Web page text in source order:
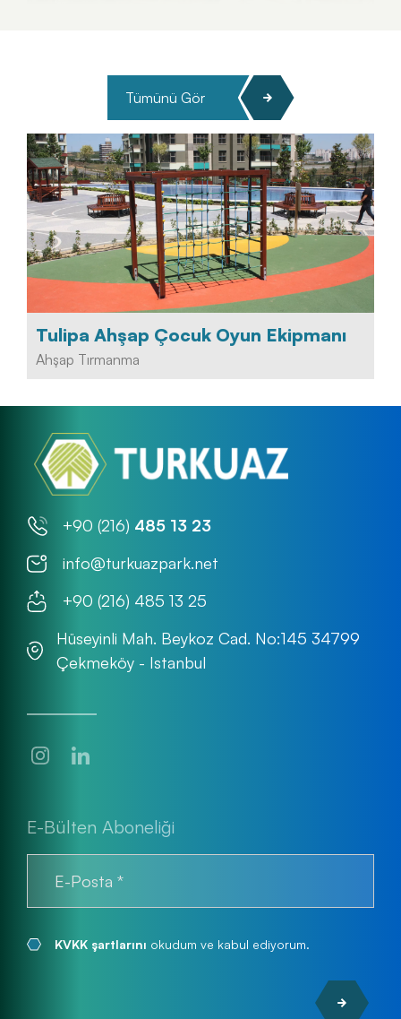
Tümünü Gör
Tulipa Ahşap Çocuk Oyun Ekipmanı
Ahşap Tırmanma
+90 (216) 485 13 23
info@turkuazpark.net
+90 (216) 485 13 25
Hüseyinli Mah. Beykoz Cad. No:145 34799
Çekmeköy - Istanbul
E-Bülten Aboneliği
KVKK şartlarını okudum ve kabul ediyorum.